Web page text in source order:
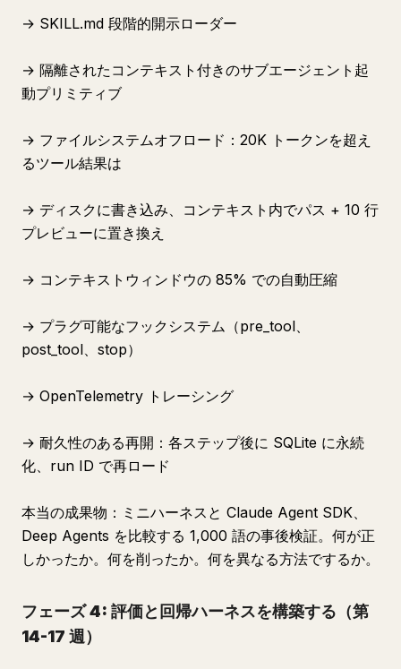
→ SKILL.md 段階的開示ローダー
→ 隔離されたコンテキスト付きのサブエージェント起
動プリミティブ
→ ファイルシステムオフロード：20K トークンを超え
るツール結果は
→ ディスクに書き込み、コンテキスト内でパス + 10 行
プレビューに置き換え
→ コンテキストウィンドウの 85% での自動圧縮
→ プラグ可能なフックシステム（pre_tool、
post_tool、stop）
→ OpenTelemetry トレーシング
→ 耐久性のある再開：各ステップ後に SQLite に永続
化、run ID で再ロード
本当の成果物：ミニハーネスと Claude Agent SDK、
Deep Agents を比較する 1,000 語の事後検証。何が正
しかったか。何を削ったか。何を異なる方法でするか。
フェーズ 4: 評価と回帰ハーネスを構築する（第
14-17 週）